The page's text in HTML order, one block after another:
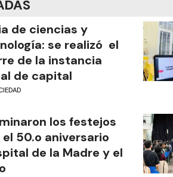
de ciencias y
se realizó el
de la instancia
de capital
los festejos
50.o aniversario
de la Madre y el